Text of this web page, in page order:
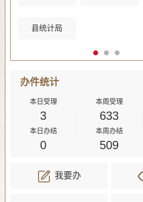
县统计局
办件统计
本日受理
3
本日办结
0
本周受理
633
本周办结
509
我要办